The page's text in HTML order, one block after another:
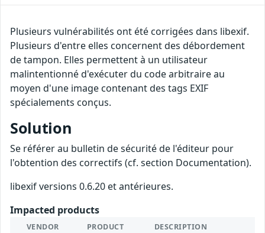
Plusieurs vulnérabilités ont été corrigées dans libexif.
Plusieurs d'entre elles concernent des débordement
de tampon. Elles permettent à un utilisateur
malintentionné d'exécuter du code arbitraire au
moyen d'une image contenant des tags EXIF
spécialements conçus.
Solution
Se référer au bulletin de sécurité de l'éditeur pour
l'obtention des correctifs (cf. section Documentation).
libexif versions 0.6.20 et antérieures.
Impacted products
VENDOR PRODUCT DESCRIPTION